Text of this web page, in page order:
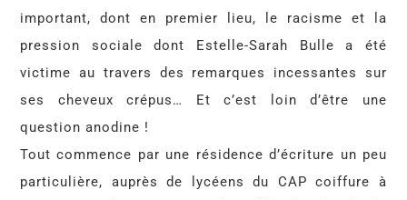
important, dont en premier lieu, le racisme et la
pression sociale dont Estelle-Sarah Bulle a été
victime au travers des remarques incessantes sur
ses cheveux crépus… Et c’est loin d’être une
question anodine !
Tout commence par une résidence d’écriture un peu
particulière, auprès de lycéens du CAP coiffure à